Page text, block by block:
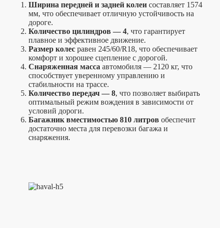
Ширина передней и задней колеи составляет 1574
мм, что обеспечивает отличную устойчивость на
дороге.
Количество цилиндров — 4, что гарантирует
плавное и эффективное движение.
Размер колес равен 245/60/R18, что обеспечивает
комфорт и хорошее сцепление с дорогой.
Снаряженная масса автомобиля — 2120 кг, что
способствует уверенному управлению и
стабильности на трассе.
Количество передач — 8, что позволяет выбирать
оптимальный режим вождения в зависимости от
условий дороги.
Багажник вместимостью 810 литров обеспечит
достаточно места для перевозки багажа и
снаряжения.